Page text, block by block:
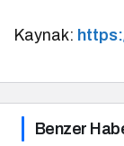
Kaynak:
Benzer